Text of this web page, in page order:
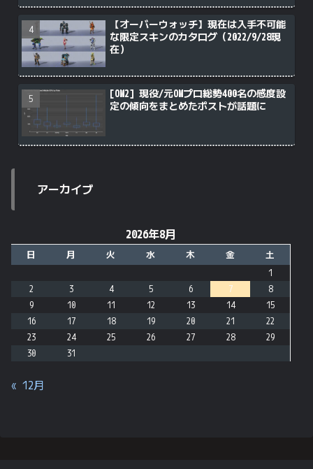
【オーバーウォッチ】現在は入手不可能
な限定スキンのカタログ（2022/9/28現
在）
[OW2] 現役/元OWプロ総勢400名の感度設
定の傾向をまとめたポストが話題に
アーカイブ
2026年8月
日 月 火 水 木 金
土
1
2
3 4 5 6 7
8
9
10 11 12 13 14
15
16
17 18 19 20 21
22
23
24 25 26 27 28
29
30
31
« 12月